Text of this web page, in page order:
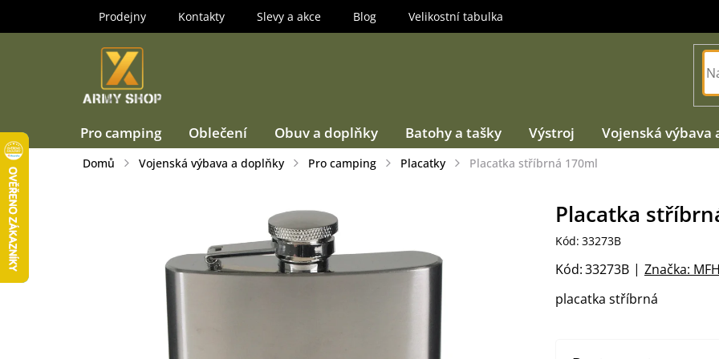
Prodejny Kontakty Slevy a akce Blog Velikostní tabulka
Pro camping Oblečení Obuv a doplňky Batohy a tašky Výstroj Vojenská výbava
Domů Vojenská výbava a doplňky Pro camping Placatky Placatka stříbrná 170ml
placatka stříbrná
Placatka
Kód: 33273B
Značka: MFH
Kód:33273B